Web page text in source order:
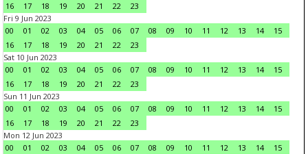
16
17 18 19 20 21 22
23
Fri 9 Jun 2023
00
01 02 03 04 05 06 07 08 09 10 11 12 13 14
15
16
17 18 19 20 21 22
23
Sat 10 Jun 2023
00
01 02 03 04 05 06 07 08 09 10 11 12 13 14
15
16
17 18 19 20 21 22
23
Sun 11 Jun 2023
00
01 02 03 04 05 06 07 08 09 10 11 12 13 14
15
16
17 18 19 20 21 22
23
Mon 12 Jun 2023
00
01 02 03 04 05 06 07 08 09 10 11 12 13 14
15